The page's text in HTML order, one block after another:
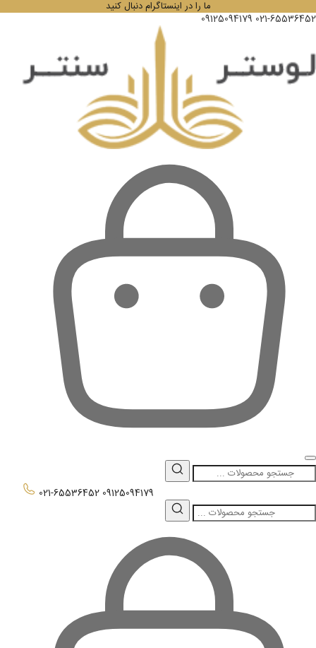
ما را در اینستاگرام دنبال کنید
021-65536452
09125094179
021-65536452 09125094179